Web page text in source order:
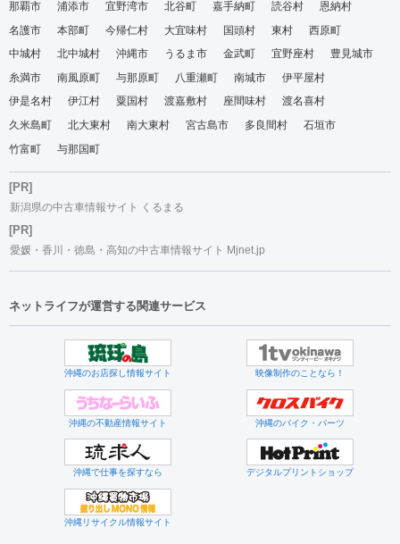
那覇市 浦添市 宜野湾市 北谷町 嘉手納町 読谷村
恩納村
名護市
本部町 今帰仁村 大宜味村 国頭村 東村
西原町
中城村
北中城村 沖縄市 うるま市 金武町 宜野座村
豊見城市
糸満市
南風原町 与那原町 八重瀬町 南城市
伊平屋村
伊是名村
伊江村 粟国村 渡嘉敷村 座間味村
渡名喜村
久米島町
北大東村 南大東村 宮古島市 多良間村
石垣市
竹富町
与那国町
[PR]
新潟県の中古車情報サイト くるまる
[PR]
愛媛・香川・徳島・高知の中古車情報サイト Mjnet.jp
ネットライフが運営する関連サービス
沖縄のお店探し情報サイト 映像制作のことなら！
沖縄の不動産情報サイト 沖縄のバイク・パーツ
沖縄で仕事を探すなら デジタルプリントショップ
沖縄リサイクル情報サイト